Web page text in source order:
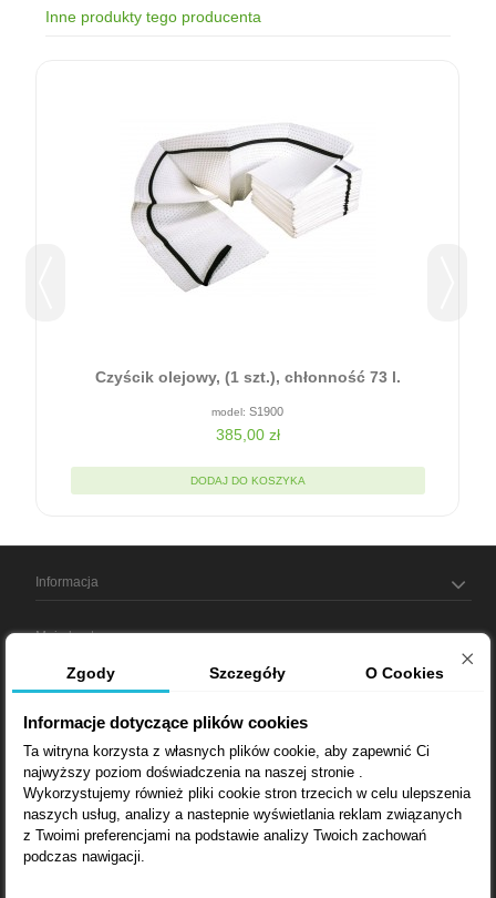
Inne produkty tego producenta
Czyścik olejowy, (1 szt.), chłonność 73 l.
S1900
385,00 zł
DODAJ DO KOSZYKA
Informacja
Moje konto
Informacja o sklepie
Bądź na bieżąco
Dostarczamy:
Lubin, Wrocław, Opole, Wałbrzych, Bytom, Gliwice, Poznań, Zielona
Zgody Szczegóły O Cookies
Informacje dotyczące plików cookies
Ta witryna korzysta z własnych plików cookie, aby zapewnić Ci
najwyższy poziom doświadczenia na naszej stronie .
Wykorzystujemy również pliki cookie stron trzecich w celu ulepszenia
naszych usług, analizy a nastepnie wyświetlania reklam związanych
z Twoimi preferencjami na podstawie analizy Twoich zachowań
podczas nawigacji.